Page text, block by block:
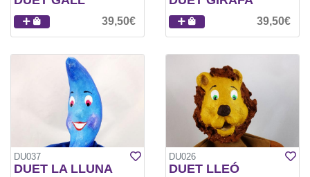
39,50€ 39,50€
DU037
DUET LA LLUNA
DU026
DUET LLEÓ